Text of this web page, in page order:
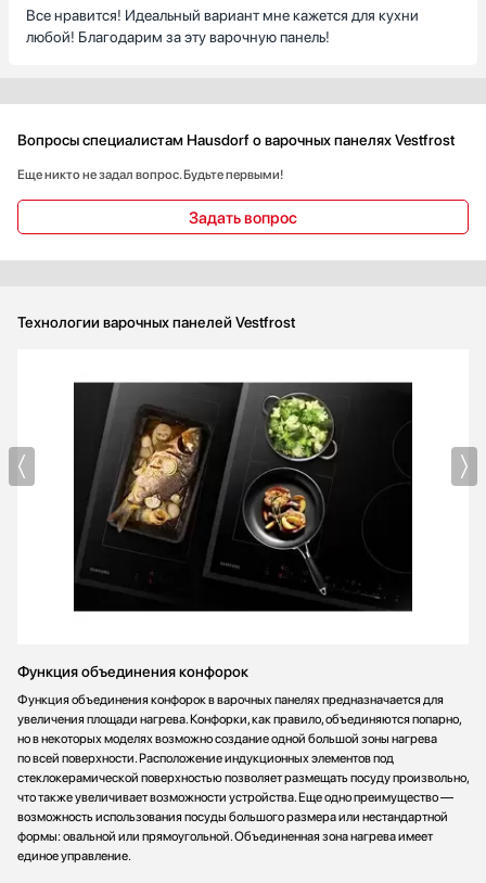
Глубина встраивания, см
Гарантия, мес
Все нравится! Идеальный вариант мне кажется для кухни
любой! Благодарим за эту варочную панель!
Вопросы специалистам Hausdorf о варочных панелях Vestfrost
Еще никто не задал вопрос. Будьте первыми!
Задать вопрос
Технологии варочных панелей Vestfrost
Функция объединения конфорок
Функция объединения конфорок в варочных панелях предназначается для
увеличения площади нагрева. Конфорки, как правило, объединяются попарно,
но в некоторых моделях возможно создание одной большой зоны нагрева
по всей поверхности. Расположение индукционных элементов под
стеклокерамической поверхностью позволяет размещать посуду произвольно,
что также увеличивает возможности устройства. Еще одно преимущество —
возможность использования посуды большого размера или нестандартной
формы: овальной или прямоугольной. Объединенная зона нагрева имеет
единое управление.